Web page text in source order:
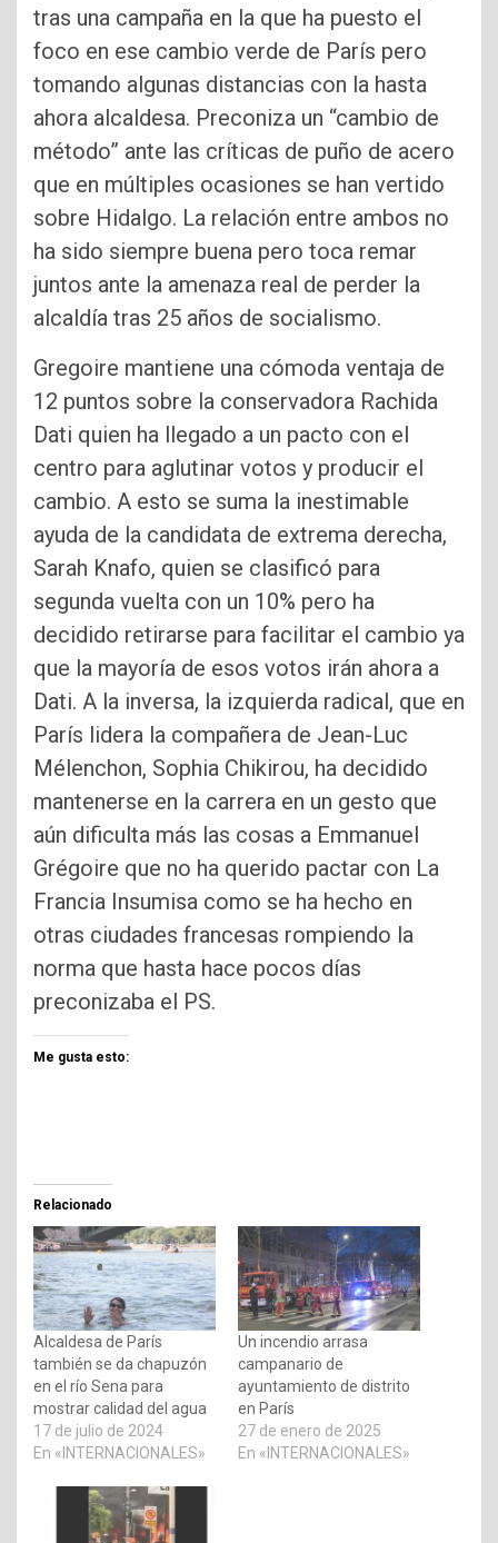
tras una campaña en la que ha puesto el
foco en ese cambio verde de París pero
tomando algunas distancias con la hasta
ahora alcaldesa. Preconiza un “cambio de
método” ante las críticas de puño de acero
que en múltiples ocasiones se han vertido
sobre Hidalgo. La relación entre ambos no
ha sido siempre buena pero toca remar
juntos ante la amenaza real de perder la
alcaldía tras 25 años de socialismo.
Gregoire mantiene una cómoda ventaja de
12 puntos sobre la conservadora Rachida
Dati quien ha llegado a un pacto con el
centro para aglutinar votos y producir el
cambio. A esto se suma la inestimable
ayuda de la candidata de extrema derecha,
Sarah Knafo, quien se clasificó para
segunda vuelta con un 10% pero ha
decidido retirarse para facilitar el cambio ya
que la mayoría de esos votos irán ahora a
Dati. A la inversa, la izquierda radical, que en
París lidera la compañera de Jean-Luc
Mélenchon, Sophia Chikirou, ha decidido
mantenerse en la carrera en un gesto que
aún dificulta más las cosas a Emmanuel
Grégoire que no ha querido pactar con La
Francia Insumisa como se ha hecho en
otras ciudades francesas rompiendo la
norma que hasta hace pocos días
preconizaba el PS.
Me gusta esto:
Relacionado
Alcaldesa de París
también se da chapuzón
en el río Sena para
mostrar calidad del agua
17 de julio de 2024
En «INTERNACIONALES»
Un incendio arrasa
campanario de
ayuntamiento de distrito
en París
27 de enero de 2025
En «INTERNACIONALES»